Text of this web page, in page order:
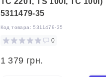
5311479-35
Код товара:5311479-35
0
1 379 грн.